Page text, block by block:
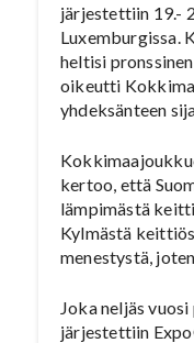
järjestettiin 19.-
Luxemburgissa.
heltisi
oikeutti
yhdeksänteen
kertoo, että
lämpimästä
Kylmästä
menestystä,
Joka neljäs
järjestettiin